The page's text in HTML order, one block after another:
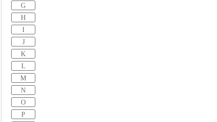
G
H
I
J
K
L
M
N
O
P